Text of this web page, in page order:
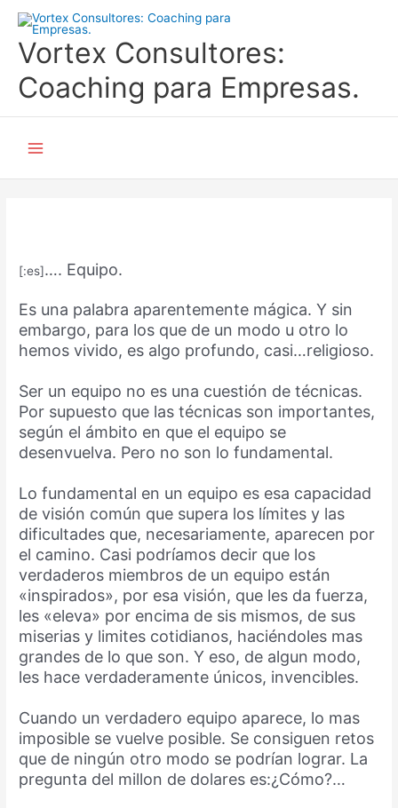
contenido
Vortex Consultores:
Coaching para Empresas.
[:es]…. Equipo.
Es una palabra aparentemente mágica. Y sin
embargo, para los que de un modo u otro lo
hemos vivido, es algo profundo, casi…religioso.
Ser un equipo no es una cuestión de técnicas.
Por supuesto que las técnicas son importantes,
según el ámbito en que el equipo se
desenvuelva. Pero no son lo fundamental.
Lo fundamental en un equipo es esa capacidad
de visión común que supera los límites y las
dificultades que, necesariamente, aparecen por
el camino. Casi podríamos decir que los
verdaderos miembros de un equipo están
«inspirados», por esa visión, que les da fuerza,
les «eleva» por encima de sis mismos, de sus
miserias y limites cotidianos, haciéndoles mas
grandes de lo que son. Y eso, de algun modo,
les hace verdaderamente únicos, invencibles.
Cuando un verdadero equipo aparece, lo mas
imposible se vuelve posible. Se consiguen retos
que de ningún otro modo se podrían lograr. La
pregunta del millon de dolares es:¿Cómo?…